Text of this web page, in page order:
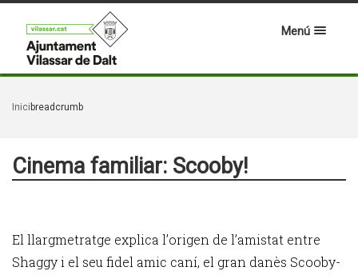
Menú
Inici breadcrumb
Cinema familiar: Scooby!
El llargmetratge explica l’origen de l’amistat entre
Shaggy i el seu fidel amic caní, el gran danès Scooby-